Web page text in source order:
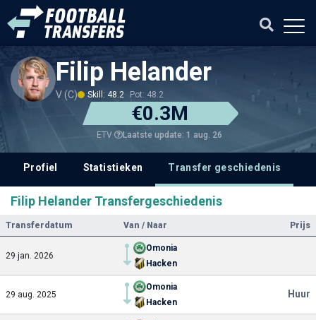
Filip Helander
V (C) Skill: 48.2 Pot: 48.2
€0.3M
ETV Laatste update: 1 aug. 26
Profiel Statistieken Transfer geschiedenis
Filip Helander Transfergeschiedenis
Transferdatum Van / Naar Prijs
29 jan. 2026
Omonia
Hacken
29 aug. 2025
Omonia
Hacken
Huur